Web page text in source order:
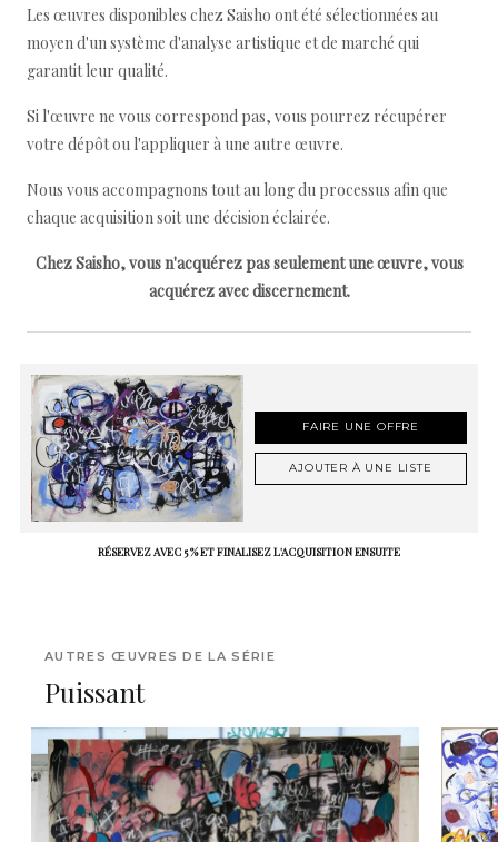
Les œuvres disponibles chez Saisho ont été sélectionnées au
moyen d'un système d'analyse artistique et de marché qui
garantit leur qualité.
Si l'œuvre ne vous correspond pas, vous pourrez récupérer
votre dépôt ou l'appliquer à une autre œuvre.
Nous vous accompagnons tout au long du processus afin que
chaque acquisition soit une décision éclairée.
Chez Saisho, vous n'acquérez pas seulement une œuvre, vous
acquérez avec discernement.
FAIRE UNE OFFRE
AJOUTER À UNE LISTE
RÉSERVEZ AVEC 5 % ET FINALISEZ L'ACQUISITION ENSUITE
AUTRES ŒUVRES DE LA SÉRIE
Puissant